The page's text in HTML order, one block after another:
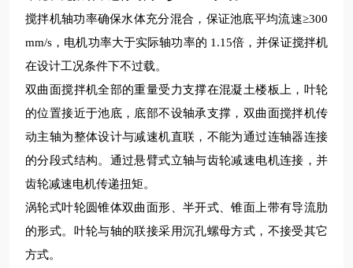
搅拌机轴功率确保水体充分混合，保证池底平均流速≥300
mm/s，电机功率大于实际轴功率的 1.15倍，并保证搅拌机
在设计工况条件下不过载。
双曲面搅拌机全部的重量受力支撑在混凝土楼板上，叶轮
的位置接近于池底，底部不设轴承支撑， 双曲面搅拌机传
动主轴为整体设计与减速机直联，不能为通过连轴器连接
的分段式结构。通过悬臂式立轴与齿轮减速电机连接，并
齿轮减速电机传递扭矩。
涡轮式叶轮圆锥体双曲面形、半开式、锥面上带有导流肋
的形式。叶轮与轴的联接采用沉孔螺母方式，不接受其它
方式。